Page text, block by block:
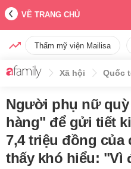
VỀ TRANG CHỦ
Thẩm mỹ viện Mailisa
Xã hội Quốc
Người phụ nữ
hàng" để gửi tiết
7,4 triệu đồng của
thấy khó hiểu: "Vì